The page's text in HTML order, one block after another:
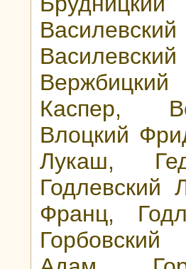
Каспер,
Влоцкий
Лукаш,
Годлевский
Франц,